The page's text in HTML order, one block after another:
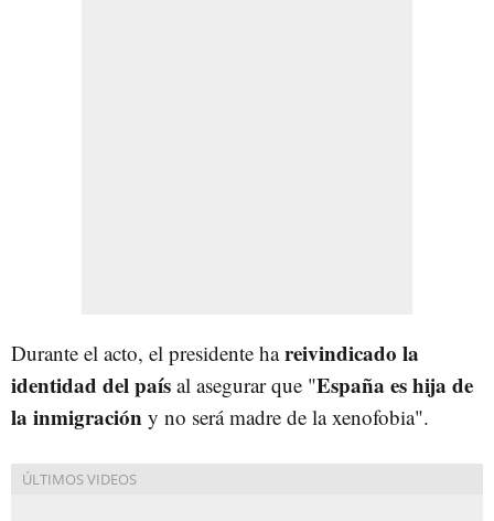
Durante el acto, el presidente hareivindicado la
identidad del país al asegurar que "España es hija de
la inmigración y no será madre de la xenofobia".